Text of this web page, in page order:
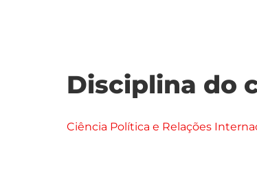
Disciplina do
Ciência Política e Relações